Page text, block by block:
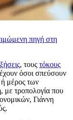
πηγή στη
, τους τόκους
όσοι σπεύσουν
μέρος των
με τροπολογία που
Γιάννη